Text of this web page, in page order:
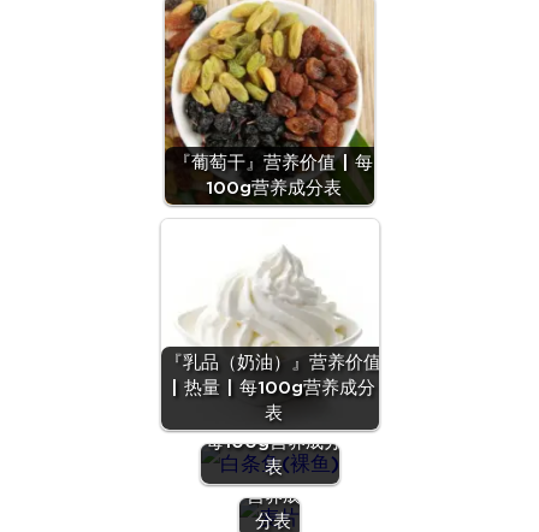
『葡萄干』营养价值 | 每
100g营养成分表
『乳品（奶油）』营养价值
| 热量 | 每100g营养成分
表
『白条鱼(裸
鱼)』营养价值 |
每100g营养成分
表
『麦
片』营
养价值
| 每
100g
营养成
分表